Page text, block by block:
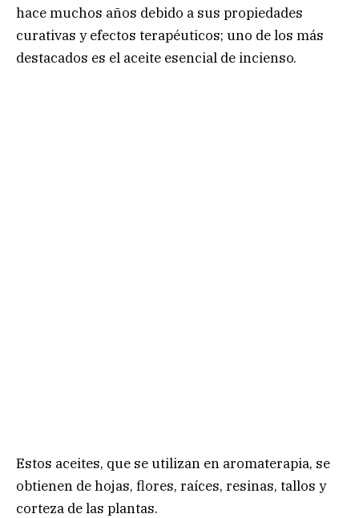
hace muchos años debido a sus propiedades
curativas y efectos terapéuticos; uno de los más
destacados es el aceite esencial de incienso.
Estos aceites, que se utilizan en aromaterapia, se
obtienen de hojas, flores, raíces, resinas, tallos y
corteza de las plantas.